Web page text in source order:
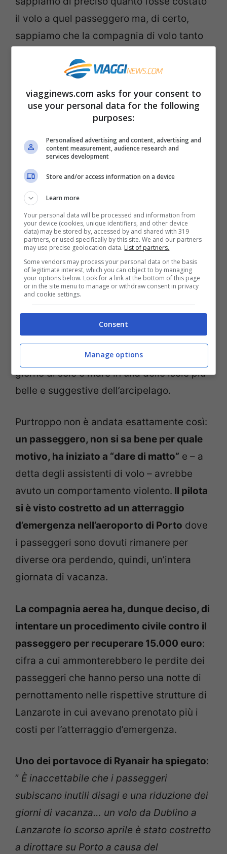
il volo a quel passeggero ma, di certo,
sappiamo che la compagnia di volo tanto
Ryanair, multa da 15.000 per un passeggero: ecco cosa
aveva fatto/viagginews.com
Il volo in questione era partito
dall’aeroporto di Dublino e sarebbe
dovuto arrivare poche ore dopo a
, nelle isole Canarie. Si trattava
di un volo con 160 passeggeri a bordo che
non vedevano l’ora di godersi qualche
giorno di sole e mare in una delle isole più
belle e suggestive dell’arcipelago.
Purtroppo non è andata esattamente così:
un passeggero, non si sa bene per quale
motivo, ha iniziato a “dare di matto” e – a
detta degli assistenti di volo – avrebbe
avuto un comportamento violento. Il pilota
si è visto costretto ad un atterraggio
d’emergenza nell’aeroporto di Porto dove
i passeggeri sono dovuti rimanere per
diverse ora perdendo, quindi, un’intera
giornata di vacanza.
La compagnia aerea ha, dunque deciso, di
intentare un procedimento civile contro il
passeggero per recuperare 15.000 euro:
cifra a cui ammonterebbero le perdite dei
passeggeri che hanno perso una notte di
pernottamento nelle rispettive strutture di
Lanzarote in cui avevano prenotato più i
costi per l’atterraggio d’emergenza.
Uno dei portavoce di Ryanair ha spiegato:
” È inaccettabile che i passeggeri
subiscano inutili disagi e una riduzione dei
giorni di vacanza… un volo da Dublino a
Lanzarote lo scorso aprile è stato costretto
a dirottare su Porto a causa del
viagginews.com asks for your consent to
use your personal data for the following
purposes:
Personalised advertising and content, advertising and
content measurement, audience research and
services development
Store and/or access information on a device
Learn more
Your personal data will be processed and information from
your device (cookies, unique identifiers, and other device
data) may be stored by, accessed by and shared with 319
partners, or used specifically by this site. We and our partners
may use precise geolocation data. List of partners.
Some vendors may process your personal data on the basis
of legitimate interest, which you can object to by managing
your options below. Look for a link at the bottom of this page
or in the site menu to manage or withdraw consent in privacy
and cookie settings.
Consent
Manage options